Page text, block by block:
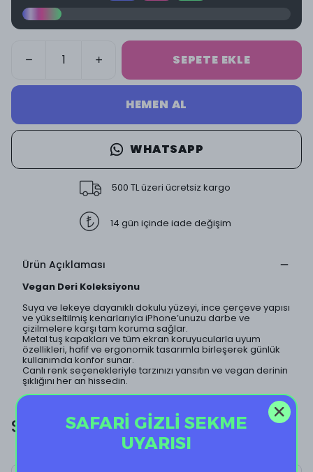
SEPETE EKLE
HEMEN AL
WHATSAPP
500 TL üzeri ücretsiz kargo
14 gün içinde iade değişim
Ürün Açıklaması
Vegan Deri Koleksiyonu
Suya ve lekeye dayanıklı dokulu yüzeyi, ince çerçeve yapısı
ve yükseltilmiş kenarlarıyla iPhone’unuzu darbe ve
çizilmelere karşı tam koruma sağlar.
Metal tuş kapakları ve tüm ekran koruyucularla uyum
özellikleri, hafif ve ergonomik tasarımla birleşerek günlük
kullanımda konfor sunar.
Canlı renk seçenekleriyle tarzınızı yansıtın ve vegan derinin
şıklığını her an hissedin.
SİZE ÖZEL EKSTRA İNDİRİM!
SAFARİ GİZLİ SEKME
UYARISI